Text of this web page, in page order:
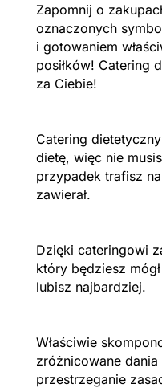
Zapomnij o
oznaczonych
i gotowaniem
posiłków! Catering
za Ciebie!
Catering
dietę, więc nie
przypadek trafisz
zawierał.
Dzięki cateringowi
który będziesz
lubisz najbardziej.
Właściwie
zróżnicowane
przestrzeganie